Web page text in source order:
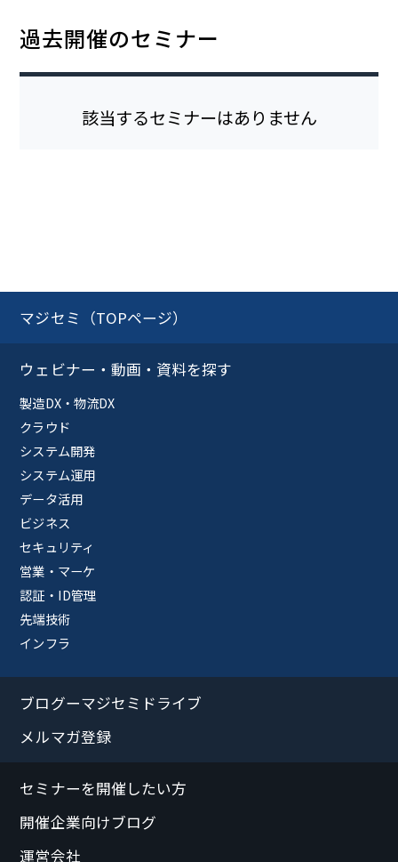
過去開催のセミナー
該当するセミナーはありません
マジセミ（TOPページ）
ウェビナー・動画・資料を探す
製造DX・物流DX
クラウド
システム開発
システム運用
データ活用
ビジネス
セキュリティ
営業・マーケ
認証・ID管理
先端技術
インフラ
ブログーマジセミドライブ
メルマガ登録
セミナーを開催したい方
開催企業向けブログ
運営会社